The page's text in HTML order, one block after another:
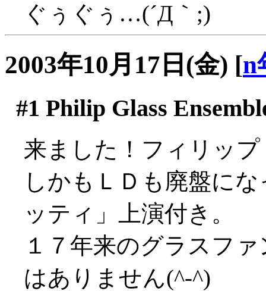
ぐぅぐぅ…(´Д｀;)
2003年10月17日(金) [n
#1 Philip Glass
来ました！フィリッ
しかもＬＤも廃盤に
ッティ」上演付き。
１７年来のグラスフ
はありません(^-^)